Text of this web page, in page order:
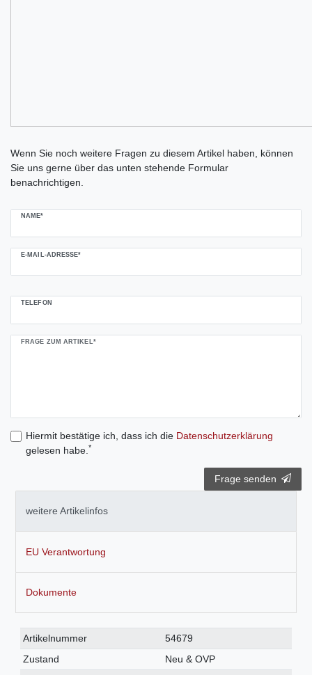
Wenn Sie noch weitere Fragen zu diesem Artikel haben, können
Sie uns gerne über das unten stehende Formular
benachrichtigen.
NAME*
E-MAIL-ADRESSE*
TELEFON
FRAGE ZUM ARTIKEL*
Hiermit bestätige ich, dass ich die Daten­schutz­erklärung
gelesen habe. *
Frage senden
weitere Artikelinfos
EU Verantwortung
Dokumente
Technisches
Merkmal
Wert
Artikelnummer
54679
Zustand
Neu & OVP